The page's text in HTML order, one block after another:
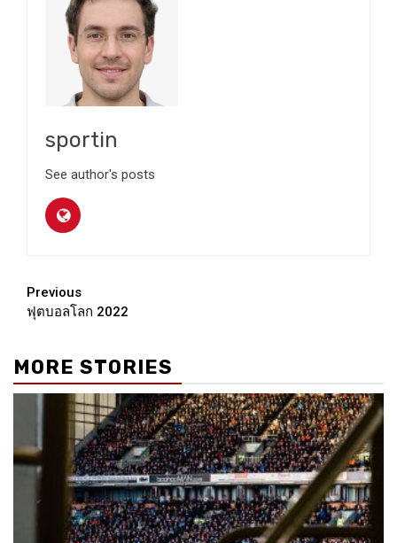
sportin
See author's posts
Continue
Reading
Previous
ฟุตบอลโลก 2022
MORE STORIES